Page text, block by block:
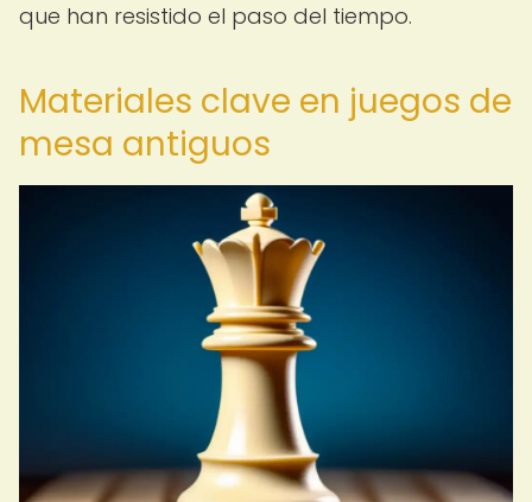
que han resistido el paso del tiempo.
Materiales clave en juegos de
mesa antiguos